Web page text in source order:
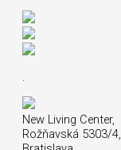
.
New Living Center,
Rožňavská 5303/4,